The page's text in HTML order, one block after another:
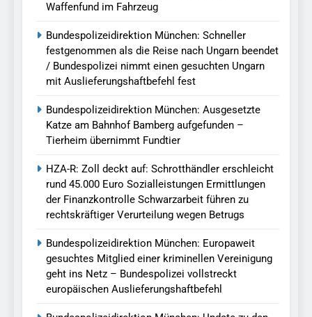
Waffenfund im Fahrzeug
Bundespolizeidirektion München: Schneller
festgenommen als die Reise nach Ungarn beendet
/ Bundespolizei nimmt einen gesuchten Ungarn
mit Auslieferungshaftbefehl fest
Bundespolizeidirektion München: Ausgesetzte
Katze am Bahnhof Bamberg aufgefunden –
Tierheim übernimmt Fundtier
HZA-R: Zoll deckt auf: Schrotthändler erschleicht
rund 45.000 Euro Sozialleistungen Ermittlungen
der Finanzkontrolle Schwarzarbeit führen zu
rechtskräftiger Verurteilung wegen Betrugs
Bundespolizeidirektion München: Europaweit
gesuchtes Mitglied einer kriminellen Vereinigung
geht ins Netz – Bundespolizei vollstreckt
europäischen Auslieferungshaftbefehl